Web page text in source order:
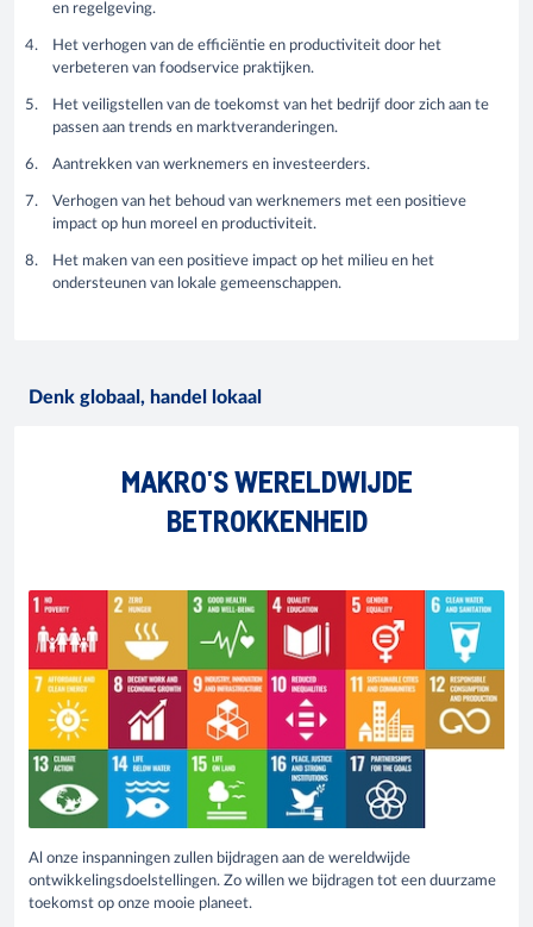
en regelgeving.
Het verhogen van de efficiëntie en productiviteit door het
verbeteren van foodservice praktijken.
Het veiligstellen van de toekomst van het bedrijf door zich aan te
passen aan trends en marktveranderingen.
Aantrekken van werknemers en investeerders.
Verhogen van het behoud van werknemers met een positieve
impact op hun moreel en productiviteit.
Het maken van een positieve impact op het milieu en het
ondersteunen van lokale gemeenschappen.
Denk globaal, handel lokaal
MAKRO'S WERELDWIJDE
BETROKKENHEID
Al onze inspanningen zullen bijdragen aan de wereldwijde
ontwikkelingsdoelstellingen. Zo willen we bijdragen tot een duurzame
toekomst op onze mooie planeet.